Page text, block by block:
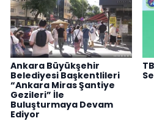
Ankara Büyükşehir
Belediyesi Başkentlileri
“Ankara Miras Şantiye
Gezileri” İle
Buluşturmaya Devam
Ediyor